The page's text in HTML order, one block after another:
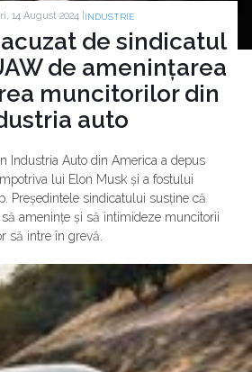
14 August 2024 | INDUSTRIE
de sindicatul
de amenințarea
muncitorilor din
auto
Industria Auto din America a depus
lui Elon Musk și a fostului
Președintele sindicatului susține că
amenințe și să intimideze muncitorii
să intre în grevă.